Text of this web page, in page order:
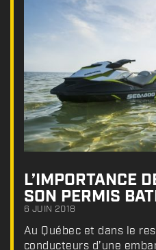
L’IMPORTANCE
SON PERMIS
6 JUIN 2018
Au Québec et dans le
conducteurs d’une